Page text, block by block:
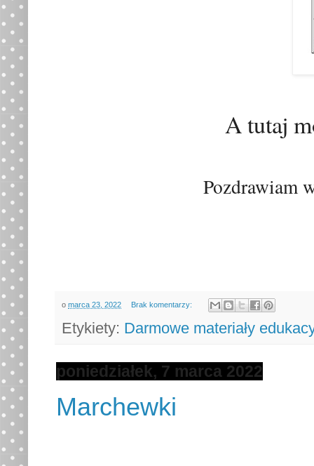
A tutaj
Pozdrawiam
o marca 23, 2022 Brak komentarzy:
Etykiety: Darmowe materiały
poniedziałek, 7 marca 2022
Marchewki